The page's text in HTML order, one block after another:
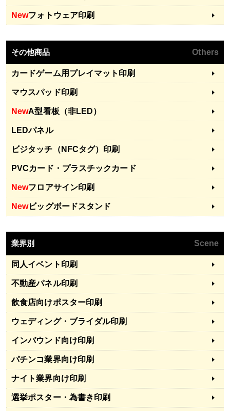
Newフォトウェア印刷
その他商品 Others
カードゲーム用プレイマット印刷
マウスパッド印刷
NewA型看板（非LED）
LEDパネル
ビジタッチ（NFCタグ）印刷
PVCカード・プラスチックカード
Newフロアサイン印刷
Newビッグボードスタンド
業界別 Scene
同人イベント印刷
不動産パネル印刷
飲食店向けポスター印刷
ウェディング・ブライダル印刷
インバウンド向け印刷
パチンコ業界向け印刷
ナイト業界向け印刷
選挙ポスター・為書き印刷